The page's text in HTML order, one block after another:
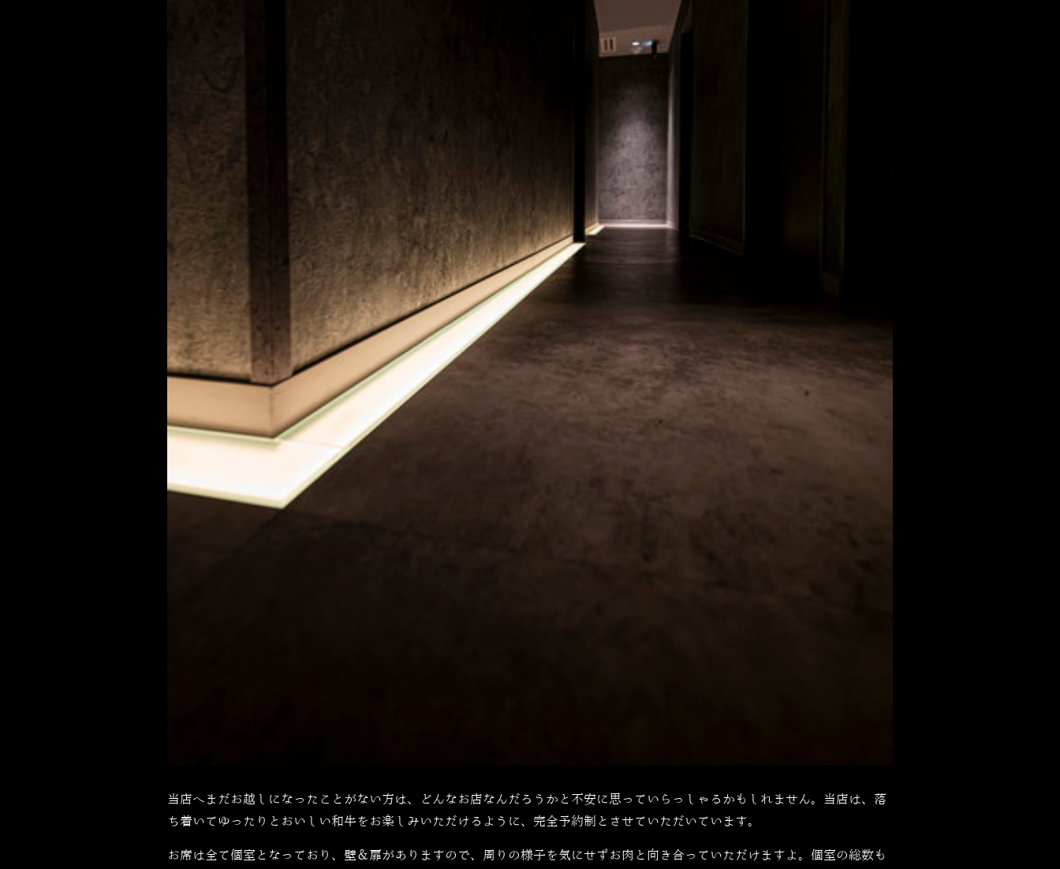
当店へまだお越しになったことがない方は、どんなお店なんだろうかと不安に思っていらっしゃるかもしれません。当店は、落
ち着いてゆったりとおいしい和牛をお楽しみいただけるように、完全予約制とさせていただいています。
お席は全て個室となっており、壁＆扉がありますので、周りの様子を気にせずお肉と向き合っていただけますよ。個室の総数も